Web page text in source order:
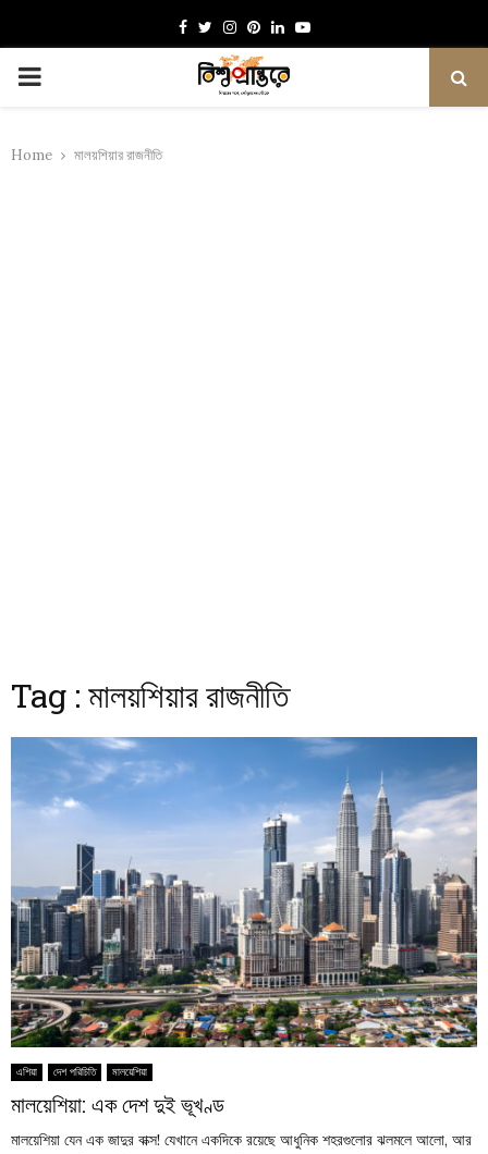
Facebook
TwitterInstagram
Pinterest
LinkedinYoutube
PRIMARY
Home মালয়শিয়ার রাজনীতি
Tag : মালয়শিয়ার রাজনীতি
এশিয়া দেশ পরিচিতি মালয়েশিয়া
মালয়েশিয়া: এক দেশ দুই ভূখণ্ড
মালয়েশিয়া যেন এক জাদুর বাক্স! যেখানে একদিকে রয়েছে আধুনিক শহরগুলোর ঝলমলে আলো, আর